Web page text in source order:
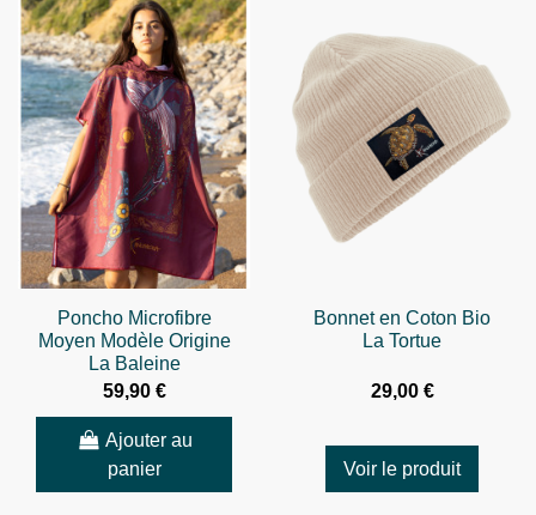
Poncho Microfibre
Moyen Modèle Origine
La Baleine
59,90 €
Ajouter au
panier
Bonnet en Coton Bio
La Tortue
29,00 €
Voir le produit